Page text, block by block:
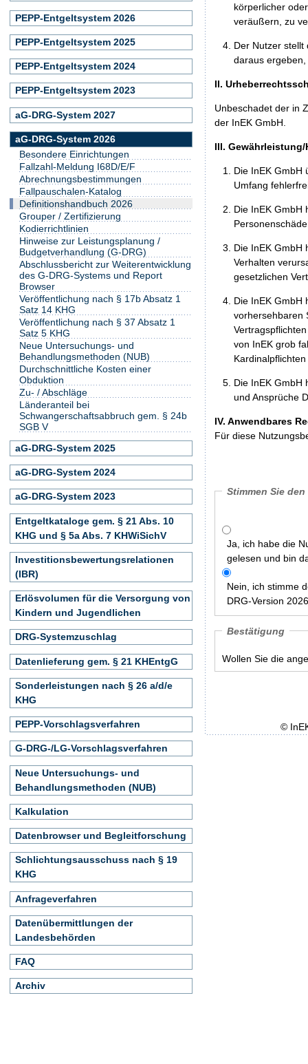
körperlicher
veräußern, zu
Der Nutzer stellt
daraus
II.
Unbeschadet der in
der InEK GmbH.
III.
Die InEK GmbH
Umfang
Die InEK GmbH
Die InEK GmbH
Verhalten
gesetzlichen
Die InEK GmbH
vorhersehbaren
von InEK grob
Die InEK GmbH
und Ansprüche
IV. Anwendbares
Für diese
Stimmen Sie
Ja, ich habe die
gelesen und bin
Nein, ich stimme
DRG-Version
Bestätigung
Wollen Sie die
PEPP-Entgeltsystem 2026
PEPP-Entgeltsystem 2025
PEPP-Entgeltsystem 2024
PEPP-Entgeltsystem 2023
aG-DRG-System 2027
aG-DRG-System 2026
Besondere Einrichtungen
Fallzahl-Meldung I68D/E/F
Abrechnungsbestimmungen
Fallpauschalen-Katalog
Definitionshandbuch 2026
Grouper / Zertifizierung
Kodierrichtlinien
Hinweise zur Leistungsplanung /
Budgetverhandlung (G-DRG)
Abschlussbericht zur Weiterentwicklung
des G-DRG-Systems und Report
Browser
Veröffentlichung nach § 17b Absatz 1
Satz 14 KHG
Veröffentlichung nach § 37 Absatz 1
Satz 5 KHG
Neue Untersuchungs- und
Behandlungsmethoden (NUB)
Durchschnittliche Kosten einer
Obduktion
Zu- / Abschläge
Länderanteil bei
Schwangerschaftsabbruch gem. § 24b
SGB V
aG-DRG-System 2025
aG-DRG-System 2024
aG-DRG-System 2023
Entgeltkataloge gem. § 21 Abs. 10
KHG und § 5a Abs. 7 KHWiSichV
Investitionsbewertungsrelationen
(IBR)
Erlösvolumen für die Versorgung von
Kindern und Jugendlichen
DRG-Systemzuschlag
Datenlieferung gem. § 21 KHEntgG
Sonderleistungen nach § 26 a/d/e
KHG
PEPP-Vorschlagsverfahren
G-DRG-/LG-Vorschlagsverfahren
Neue Untersuchungs- und
Behandlungsmethoden (NUB)
Kalkulation
Datenbrowser und Begleitforschung
Schlichtungsausschuss nach § 19
KHG
Anfrageverfahren
Datenübermittlungen der
Landesbehörden
FAQ
Archiv
©